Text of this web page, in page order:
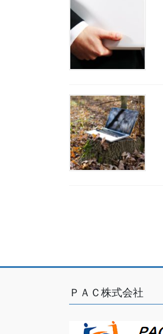
ペ
ー
ＰＡＣ株式会社